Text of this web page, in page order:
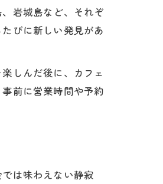
岩城島など、それぞ
びに新しい発見があ
しんだ後に、カフェ
前に営業時間や予約
は味わえない静寂